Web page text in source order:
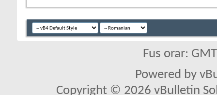
Fus orar:
Powered by
Copyright © 2026 vBulletin